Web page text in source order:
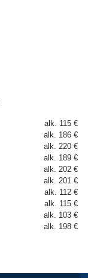
alk. 115 €
alk. 186 €
alk. 220 €
alk. 189 €
alk. 202 €
alk. 201 €
alk. 112 €
alk. 115 €
alk. 103 €
alk. 198 €